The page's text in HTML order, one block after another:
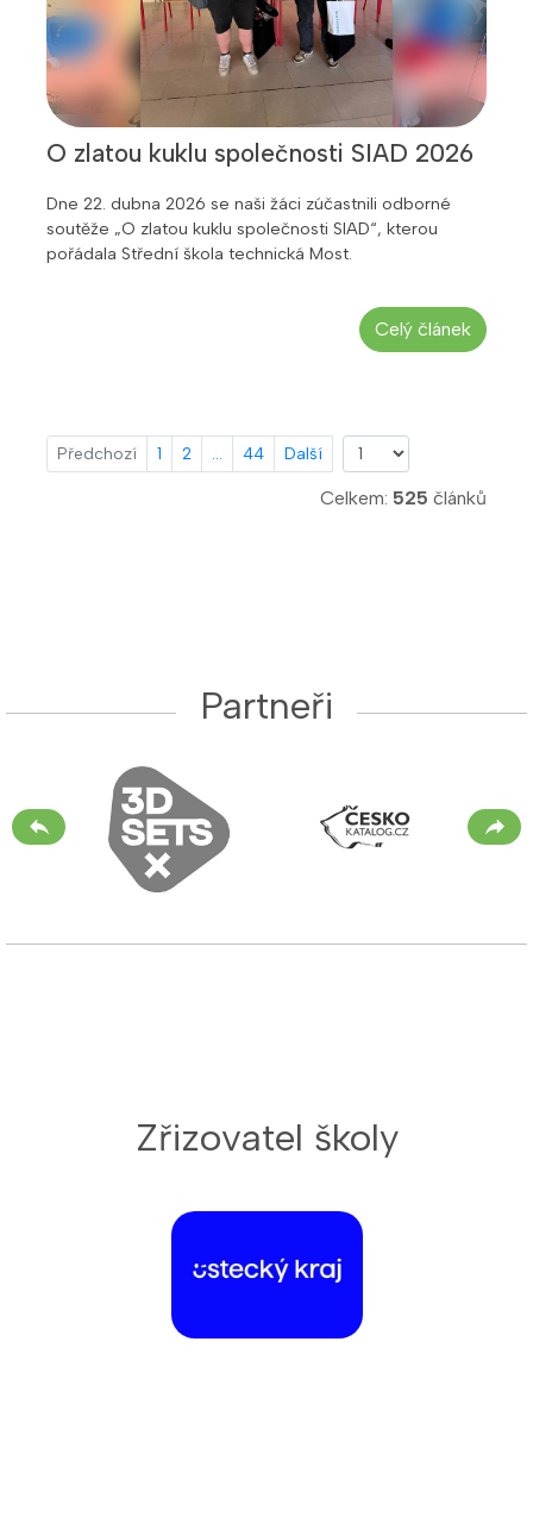
O zlatou kuklu společnosti SIAD 2026
Dne 22. dubna 2026 se naši žáci zúčastnili odborné
soutěže „O zlatou kuklu společnosti SIAD“, kterou
pořádala Střední škola technická Most.
Celý článek
Předchozí 1 2 ... 44 Další
Celkem: 525 článků
Partneři
Zřizovatel školy